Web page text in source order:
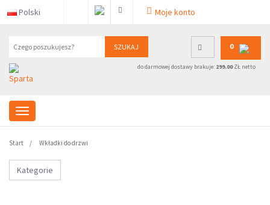
Polski Moje konto
SZUKAJ 0
do darmowej dostawy brakuje: 299.00ZŁ netto
Start Wkładki do drzwi
Kategorie